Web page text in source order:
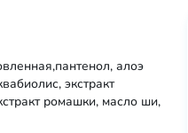
алоэ
экстракт
ромашки, масло ши,